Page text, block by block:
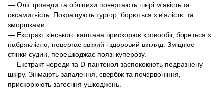
— Олії троянди та обліпихи повертають шкірі м'якість та
оксамитність. Покращують тургор, борються з в'ялістю та
зморшками.
— Екстракт кінського каштана прискорює кровообіг, бореться з
набряклістю, повертає свіжий і здоровий вигляд. Зміцнює
стінки судин, перешкоджає появі куперозу.
— Екстракт череди та D-пантенол заспокоюють подразнену
шкіру. Знімають запалення, свербіж та почервоніння,
прискорюють загоєння ушкоджень.